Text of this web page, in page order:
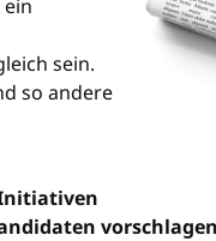
sein.
so andere